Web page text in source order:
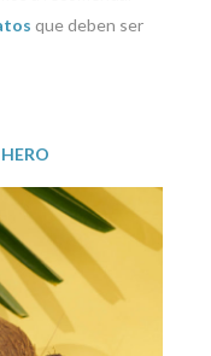
que deben ser